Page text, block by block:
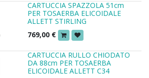
CARTUCCIA SPAZZOLA 51cm
PER TOSAERBA ELICOIDALE
ALLETT STIRLING
769,00 €
CARTUCCIA RULLO CHIODATO
DA 88cm PER TOSAERBA
ELICOIDALE ALLETT C34